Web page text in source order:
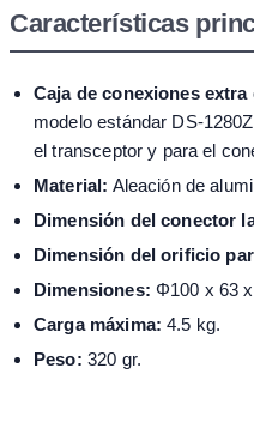
Características
Caja de conexiones extra
modelo estándar DS-
el transceptor y para el
Material: Aleación de
Dimensión del conector
Dimensión del orificio
Dimensiones: Φ100 x 63
Carga máxima: 4.5 kg.
Peso: 320 gr.